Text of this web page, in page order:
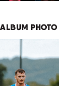
PHOTO